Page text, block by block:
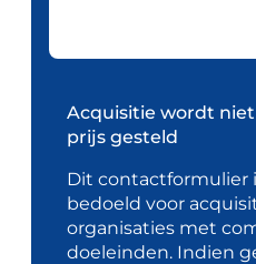
Acquisitie wordt
prijs gesteld
Dit contactformulier
bedoeld voor
organisaties met
doeleinden. Indien